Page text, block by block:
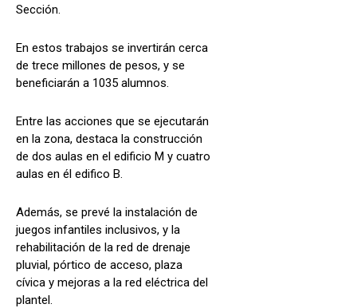
Sección.
En estos trabajos se invertirán cerca
de trece millones de pesos, y se
beneficiarán a 1035 alumnos.
Entre las acciones que se ejecutarán
en la zona, destaca la construcción
de dos aulas en el edificio M y cuatro
aulas en él edifico B.
Además, se prevé la instalación de
juegos infantiles inclusivos, y la
rehabilitación de la red de drenaje
pluvial, pórtico de acceso, plaza
cívica y mejoras a la red eléctrica del
plantel.